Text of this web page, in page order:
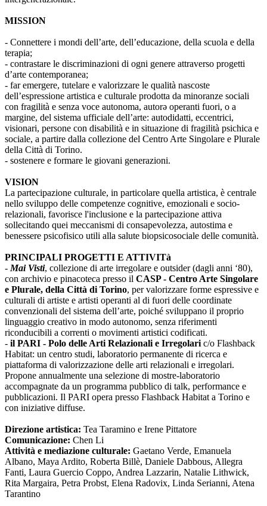
MISSION
- Connettere i mondi dell’arte, dell’educazione, della scuola e della
terapia;
- contrastare le discriminazioni di ogni genere attraverso progetti
d’arte contemporanea;
- far emergere, tutelare e valorizzare le qualità nascoste
dell’espressione artistica e culturale prodotta da minoranze sociali
con fragilità e senza voce autonoma, autorə operanti fuori, o a
margine, del sistema ufficiale dell’arte: autodidatti, eccentrici,
visionari, persone con disabilità e in situazione di fragilità psichica e
sociale, a partire dalla collezione del Centro Arte Singolare e Plurale
della Città di Torino.
- sostenere e formare le giovani generazioni.
VISION
La partecipazione culturale, in particolare quella artistica, è centrale
nello sviluppo delle competenze cognitive, emozionali e socio-
relazionali, favorisce l'inclusione e la partecipazione attiva
sollecitando quei meccanismi di consapevolezza, autostima e
benessere psicofisico utili alla salute biopsicosociale delle comunità.
PRINCIPALI PROGETTI E ATTIVITà
- Mai Visti, collezione di arte irregolare e outsider (dagli anni ‘80),
con archivio e pinacoteca presso il CASP - Centro Arte Singolare
e Plurale, della Città di Torino, per valorizzare forme espressive e
culturali di artiste e artisti operanti al di fuori delle coordinate
convenzionali del sistema dell’arte, poiché sviluppano il proprio
linguaggio creativo in modo autonomo, senza riferimenti
riconducibili a correnti o movimenti artistici codificati.
- il PARI - Polo delle Arti Relazionali e Irregolari c/o Flashback
Habitat: un centro studi, laboratorio permanente di ricerca e
piattaforma di valorizzazione delle arti relazionali e irregolari.
Propone annualmente una selezione di mostre-laboratorio
accompagnate da un programma pubblico di talk, performance e
pubblicazioni. Il PARI opera presso Flashback Habitat a Torino e
con iniziative diffuse.
Direzione artistica: Tea Taramino e Irene Pittatore
Comunicazione: Chen Li
Attività e mediazione culturale: Gaetano Verde, Emanuela
Albano, Maya Ardito, Roberta Billè, Daniele Dabbous, Allegra
Fanti, Laura Guercio Coppo, Andrea Lazzarin, Natalie Lithwick,
Rita Margaira, Petra Probst, Elena Radovix, Linda Serianni, Atena
Tarantino